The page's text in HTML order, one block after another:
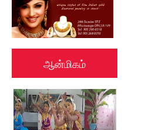
ஆன்மிகம்